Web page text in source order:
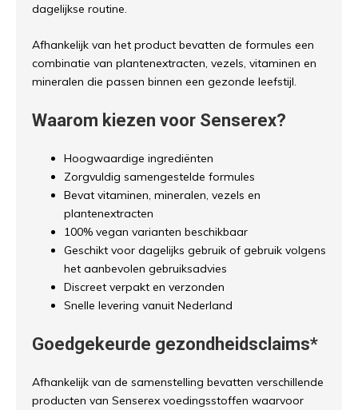
dagelijkse routine.
Afhankelijk van het product bevatten de formules een
combinatie van plantenextracten, vezels, vitaminen en
mineralen die passen binnen een gezonde leefstijl.
Waarom kiezen voor Senserex?
Hoogwaardige ingrediënten
Zorgvuldig samengestelde formules
Bevat vitaminen, mineralen, vezels en
plantenextracten
100% vegan varianten beschikbaar
Geschikt voor dagelijks gebruik of gebruik volgens
het aanbevolen gebruiksadvies
Discreet verpakt en verzonden
Snelle levering vanuit Nederland
Goedgekeurde gezondheidsclaims*
Afhankelijk van de samenstelling bevatten verschillende
producten van Senserex voedingsstoffen waarvoor